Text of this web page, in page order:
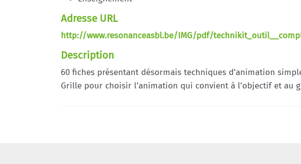
Adresse URL
http://www.resonanceasbl.be/IMG/pdf/
Description
60 fiches présentant désormais techniques d’animation
Grille pour choisir l’animation qui convient à l’objectif et au